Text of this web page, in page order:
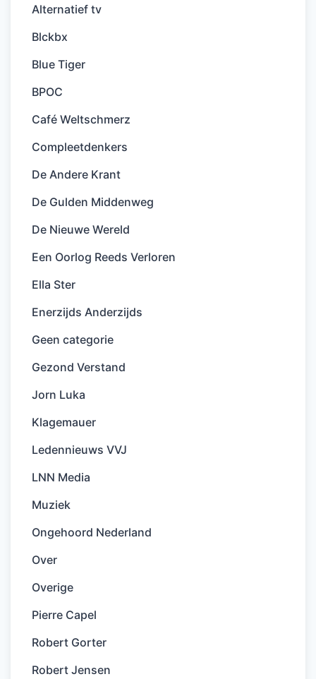
Alternatief tv
Blckbx
Blue Tiger
BPOC
Café Weltschmerz
Compleetdenkers
De Andere Krant
De Gulden Middenweg
De Nieuwe Wereld
Een Oorlog Reeds Verloren
Ella Ster
Enerzijds Anderzijds
Geen categorie
Gezond Verstand
Jorn Luka
Klagemauer
Ledennieuws VVJ
LNN Media
Muziek
Ongehoord Nederland
Over
Overige
Pierre Capel
Robert Gorter
Robert Jensen